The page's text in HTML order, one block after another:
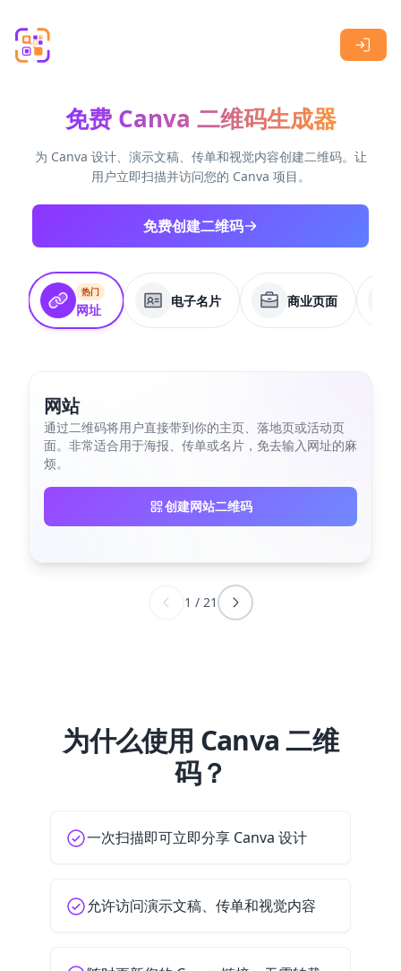
免费 Canva 二维码生成器
为 Canva 设计、演示文稿、传单和视觉内容创建二维码。让
用户立即扫描并访问您的 Canva 项目。
免费创建二维码
热门
网址
电子名片 商业页面
网站
通过二维码将用户直接带到你的主页、落地页或活动页
面。非常适合用于海报、传单或名片，免去输入网址的麻
烦。
创建网站二维码
1 / 21
为什么使用 Canva 二维
码？
一次扫描即可立即分享 Canva 设计
允许访问演示文稿、传单和视觉内容